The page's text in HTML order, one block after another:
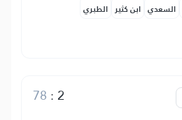
السعدي ابن كثير الطبري
2
:
78